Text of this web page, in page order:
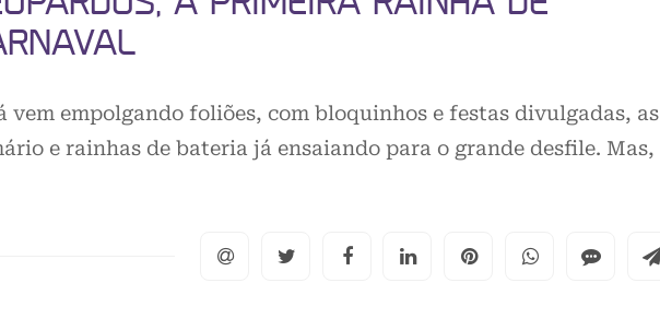
vem empolgando foliões, com bloquinhos e festas divulgadas, as
e rainhas de bateria já ensaiando para o grande desfile. Mas,